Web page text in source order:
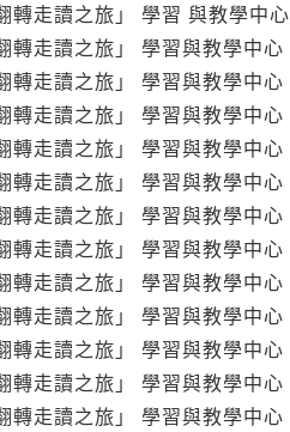
轉走讀之旅」 學習 與教學中心
轉走讀之旅」 學習與教學中心
轉走讀之旅」 學習與教學中心
轉走讀之旅」 學習與教學中心
轉走讀之旅」 學習與教學中心
轉走讀之旅」 學習與教學中心
轉走讀之旅」 學習與教學中心
轉走讀之旅」 學習與教學中心
轉走讀之旅」 學習與教學中心
轉走讀之旅」 學習與教學中心
轉走讀之旅」 學習與教學中心
轉走讀之旅」 學習與教學中心
轉走讀之旅」 學習與教學中心